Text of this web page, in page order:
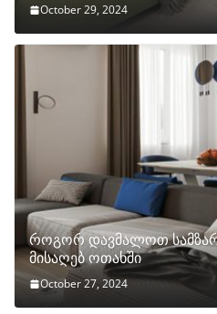
October 29, 2024
როგორ დავმალოთ
მისაღებ ოთახში
October 27, 2024